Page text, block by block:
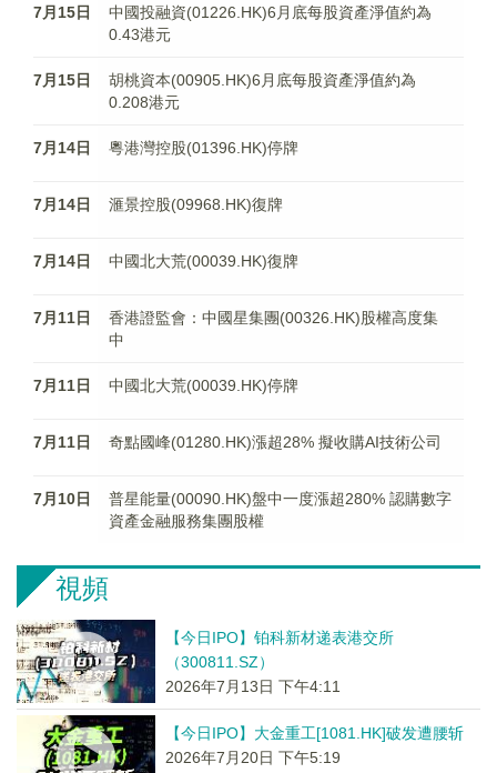
7月15日
中國投融資(01226.HK)6月底每股資產淨值約為
0.43港元
7月15日
胡桃資本(00905.HK)6月底每股資產淨值約為
0.208港元
7月14日 粵港灣控股(01396.HK)停牌
7月14日 滙景控股(09968.HK)復牌
7月14日 中國北大荒(00039.HK)復牌
7月11日
香港證監會：中國星集團(00326.HK)股權高度集
中
7月11日 中國北大荒(00039.HK)停牌
7月11日 奇點國峰(01280.HK)漲超28% 擬收購AI技術公司
7月10日
普星能量(00090.HK)盤中一度漲超280% 認購數字
資產金融服務集團股權
視頻
【今日IPO】铂科新材递表港交所
（300811.SZ）
2026年7月13日 下午4:11
【今日IPO】大金重工[1081.HK]破发遭腰斩
2026年7月20日 下午5:19